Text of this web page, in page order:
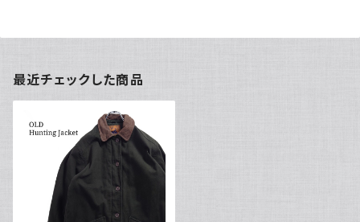
最近チェックした商品